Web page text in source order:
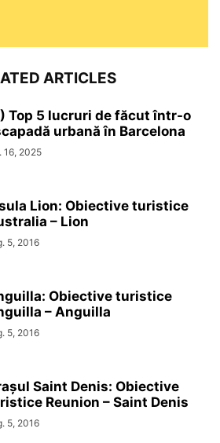
ARTICLES
Top 5 lucruri de făcut într-o
urbană în Barcelona
16, 2025
Lion: Obiective turistice
– Lion
5, 2016
Obiective turistice
– Anguilla
5, 2016
Saint Denis: Obiective
Reunion – Saint Denis
5, 2016